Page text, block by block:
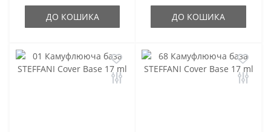
ДО КОШИКА ДО КОШИКА